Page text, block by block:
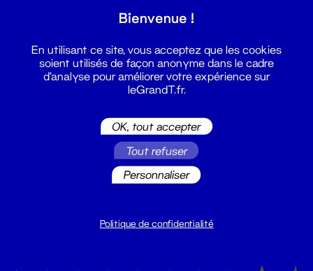
Du lundi au vendredi 14h → 18h
Bienvenue !
En utilisant ce site, vous acceptez que les cookies
soient utilisés de façon anonyme dans le cadre
d'analyse pour améliorer votre expérience sur
leGrandT.fr.
OK, tout accepter
Tout refuser
Personnaliser
Politique de confidentialité